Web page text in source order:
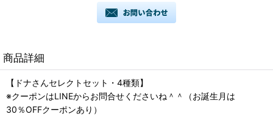
商品詳細
【ドナさんセレクトセット・4種類】
※クーポンはLINEからお問合せくださいね＾＾（お誕生月は
30％OFFクーポンあり）